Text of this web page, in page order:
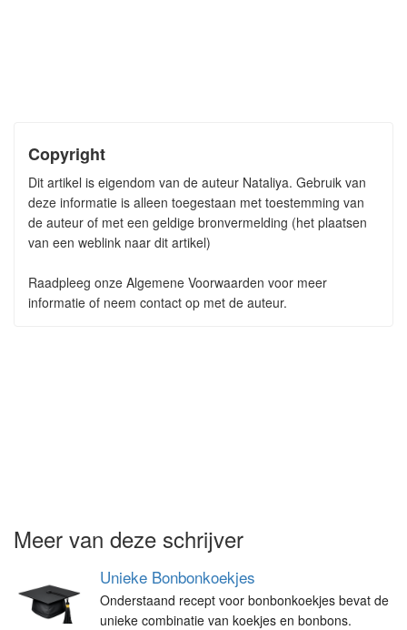
Copyright
Dit artikel is eigendom van de auteur Nataliya. Gebruik van
deze informatie is alleen toegestaan met toestemming van
de auteur of met een geldige bronvermelding (het plaatsen
van een weblink naar dit artikel)
Raadpleeg onze Algemene Voorwaarden voor meer
informatie of neem contact op met de auteur.
Meer van deze schrijver
Unieke Bonbonkoekjes
Onderstaand recept voor bonbonkoekjes bevat de
unieke combinatie van koekjes en bonbons.